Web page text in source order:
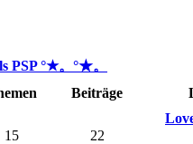
PSP °★。°★。
Beiträge
15 22